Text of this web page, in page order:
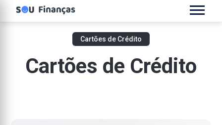
Cartões de Crédito
Cartões de Crédito